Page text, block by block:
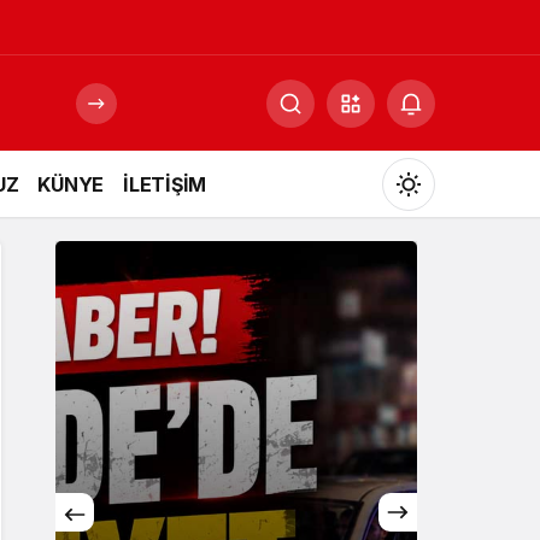
KÜNYE İLETİŞİM
Mod
değiştir
Gündüz Modu
Gündüz modunu seçin.
Gece Modu
Gece modunu seçin.